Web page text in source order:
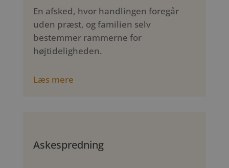
En afsked, hvor handlingen foregår
uden præst, og familien selv
bestemmer rammerne for
højtideligheden.
Læs mere
Askespredning